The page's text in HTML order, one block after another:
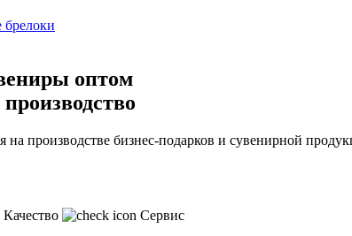
брелоки
оптом
на производстве бизнес-подарков и сувенирной
Качество
Сервис